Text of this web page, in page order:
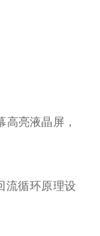
亮液晶屏，
流循环原理设